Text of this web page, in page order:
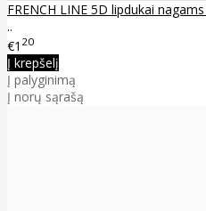
FRENCH LINE 5D lipdukai
..
€1 20
Į krepšelį
Į palyginimą
Į norų sąrašą